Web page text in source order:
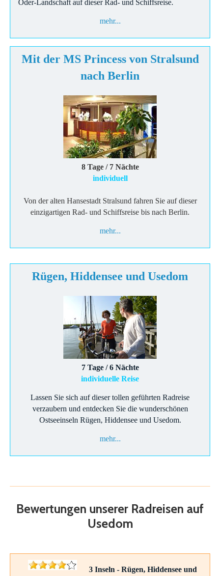
Oder-Landschaft auf dieser Rad- und Schiffsreise.
mehr...
Mit der MS Princess von Stralsund
nach Berlin
8 Tage / 7 Nächte
individuell
Von der alten Hansestadt Stralsund fahren Sie auf dieser
einzigartigen Rad- und Schiffsreise bis nach Berlin.
mehr...
Rügen, Hiddensee und Usedom
7 Tage / 6 Nächte
individuelle Reise
Lassen Sie sich auf dieser tollen geführten Radreise
verzaubern und entdecken Sie die wunderschönen
Ostseeinseln Rügen, Hiddensee und Usedom.
mehr...
Bewertungen unserer Radreisen auf
Usedom
3 Inseln - Rügen, Hiddensee und